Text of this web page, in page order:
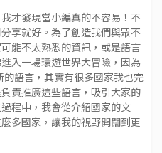
才發現當小編真的不容易！不
享就好。為了創造我們與眾不
能不太熟悉的資訊，或是語言
入一場環遊世界大冒險，因為
語言，其實有很多國家我也完
責推廣這些語言，吸引大家的
程中，我會從介紹國家的文
多國家，讓我的視野開闊到更